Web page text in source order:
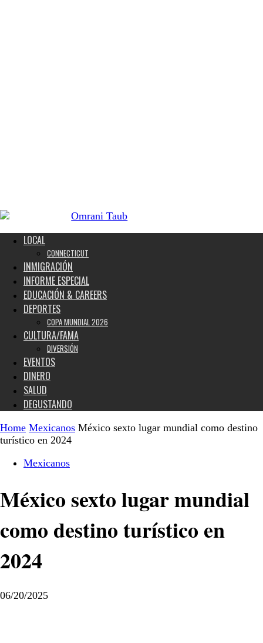
LOCAL
CONNECTICUT
INMIGRACIÓN
INFORME ESPECIAL
EDUCACIÓN & CAREERS
DEPORTES
COPA MUNDIAL 2026
CULTURA/FAMA
DIVERSIÓN
EVENTOS
DINERO
SALUD
DEGUSTANDO
Home Mexicanos México sexto lugar mundial como destino
turístico en 2024
Mexicanos
México sexto lugar mundial
como destino turístico en
2024
06/20/2025